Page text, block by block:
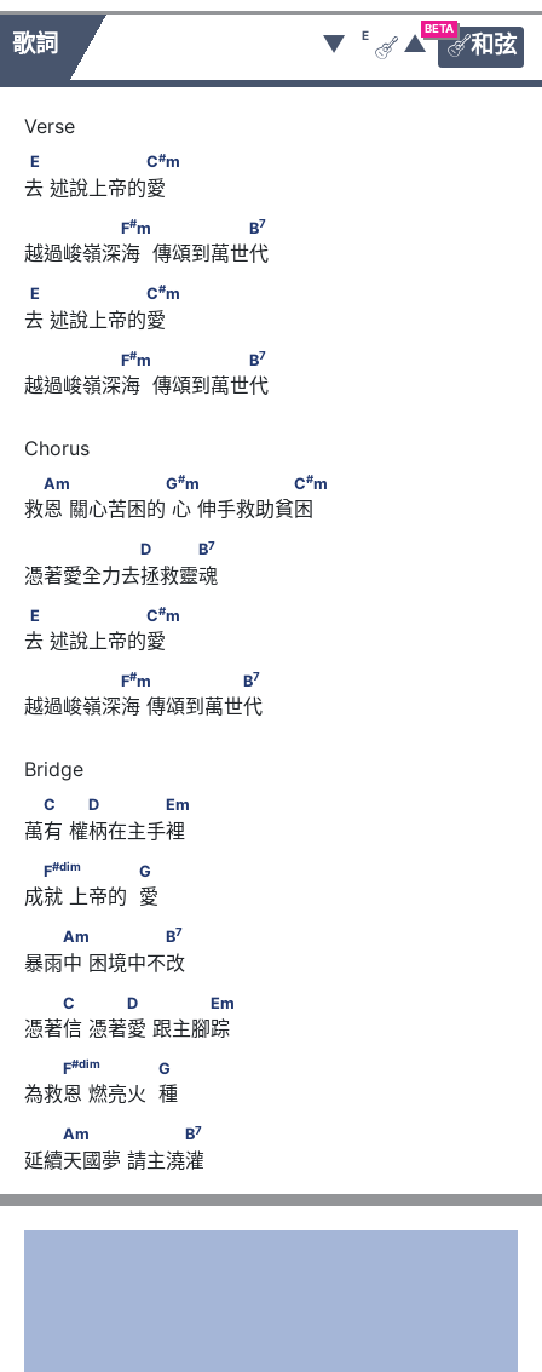
歌詞
BETA
和弦
▼ E
 ▲
E　      　　　　　C
E C#m
去 述說上帝的愛
F# m　       　　　　　B
F#m B7
越過峻嶺深海  傳頌到萬世代
E　      　　　　　C
E C#m
去 述說上帝的愛
F# m　       　　　　　B
F#m B7
越過峻嶺深海  傳頌到萬世代
Am　      　　　　　G
m      　 　　　　　C
Am G#m C#m
救恩 關心苦困的 心 伸手救助貧困
D　　　B
D B7
憑著愛全力去拯救靈魂
E　      　　　　　C
E C#m
去 述說上帝的愛
F#m　      　　　　　B
F#m B7
越過峻嶺深海 傳頌到萬世代
C　      　D　　　　Em
C D Em
萬有 權柄在主手裡
F#dim G
F#dim G
成就 上帝的  愛
Am　      　　　　B
Am B7
暴雨中 困境中不改
C　      　　D　      　　　Em
C D Em
憑著信 憑著愛 跟主腳踪
F#dim G
F#dim G
為救恩 燃亮火  種
Am　　　      　　　B
Am B7
延續天國夢 請主澆灌